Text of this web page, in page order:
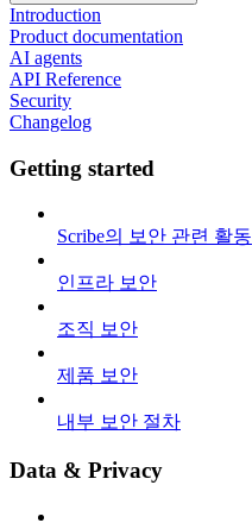
Introduction
Product documentation
AI agents
API Reference
Security
Changelog
Getting started
Scribe의 보안 관련 활동
인프라 보안
조직 보안
제품 보안
내부 보안 절차
Data & Privacy